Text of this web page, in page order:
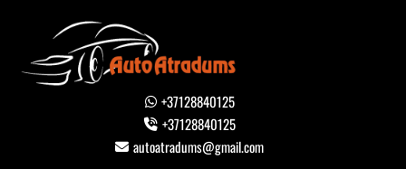
+37128840125
+37128840125
autoatradums@gmail.com